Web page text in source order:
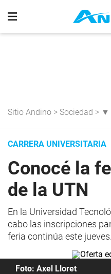
Sitio Andino > Sociedad > ▼
CARRERA UNIVERSITARIA
Conocé la
de la UTN
En la Universidad
cabo las inscripciones
feria continúa este jueves.
Foto: Axel Lloret